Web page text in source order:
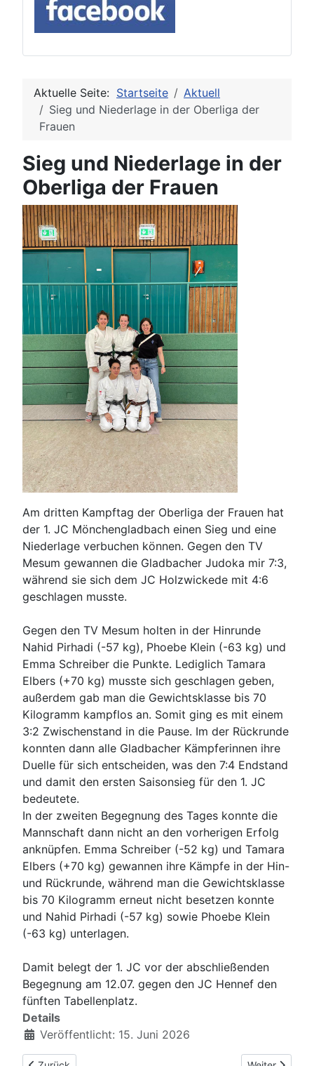
Aktuelle Seite: Startseite
Aktuell
Sieg und Niederlage in der Oberliga der
Frauen
Sieg und Niederlage in der
Oberliga der Frauen
Am dritten Kampftag der Oberliga der Frauen hat
der 1. JC Mönchengladbach einen Sieg und eine
Niederlage verbuchen können. Gegen den TV
Mesum gewannen die Gladbacher Judoka mir 7:3,
während sie sich dem JC Holzwickede mit 4:6
geschlagen musste.
Gegen den TV Mesum holten in der Hinrunde
Nahid Pirhadi (-57 kg), Phoebe Klein (-63 kg) und
Emma Schreiber die Punkte. Lediglich Tamara
Elbers (+70 kg) musste sich geschlagen geben,
außerdem gab man die Gewichtsklasse bis 70
Kilogramm kampflos an. Somit ging es mit einem
3:2 Zwischenstand in die Pause. Im der Rückrunde
konnten dann alle Gladbacher Kämpferinnen ihre
Duelle für sich entscheiden, was den 7:4 Endstand
und damit den ersten Saisonsieg für den 1. JC
bedeutete.
In der zweiten Begegnung des Tages konnte die
Mannschaft dann nicht an den vorherigen Erfolg
anknüpfen. Emma Schreiber (-52 kg) und Tamara
Elbers (+70 kg) gewannen ihre Kämpfe in der Hin-
und Rückrunde, während man die Gewichtsklasse
bis 70 Kilogramm erneut nicht besetzen konnte
und Nahid Pirhadi (-57 kg) sowie Phoebe Klein
(-63 kg) unterlagen.
Damit belegt der 1. JC vor der abschließenden
Begegnung am 12.07. gegen den JC Hennef den
fünften Tabellenplatz.
Details
Veröffentlicht: 15. Juni 2026